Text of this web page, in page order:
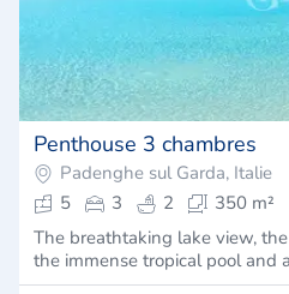
Penthouse 3 chambres
Padenghe sul Garda, Italie
5
3 2
350 m²
The breathtaking lake view,
the immense tropical pool and